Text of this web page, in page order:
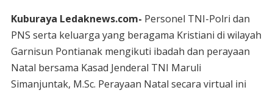
Kuburaya Ledaknews.com- Personel TNI-Polri dan
PNS serta keluarga yang beragama Kristiani di wilayah
Garnisun Pontianak mengikuti ibadah dan perayaan
Natal bersama Kasad Jenderal TNI Maruli
Simanjuntak, M.Sc. Perayaan Natal secara virtual ini